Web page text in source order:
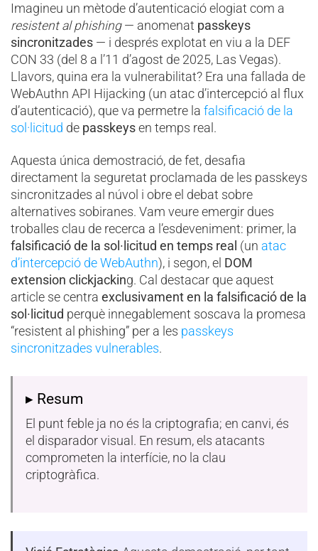
Imagineu un mètode d’autenticació elogiat com a
resistent al phishing— anomenat passkeys
sincronitzades — i després explotat en viu a la DEF
CON 33 (del 8 a l’11 d’agost de 2025, Las Vegas).
Llavors, quina era la vulnerabilitat? Era una fallada de
WebAuthn API Hijacking (un atac d’intercepció al flux
d’autenticació), que va permetre la falsificació de la
sol·licitud de passkeys en temps real.
Aquesta única demostració, de fet, desafia
directament la seguretat proclamada de les passkeys
sincronitzades al núvol i obre el debat sobre
alternatives sobiranes. Vam veure emergir dues
troballes clau de recerca a l’esdeveniment: primer, la
falsificació de la sol·licitud en temps real (un atac
d’intercepció de WebAuthn), i segon, el DOM
extension clickjacking. Cal destacar que aquest
article se centra exclusivament en la falsificació de la
sol·licitud perquè innegablement soscava la promesa
“resistent al phishing” per a les passkeys
sincronitzades vulnerables.
▸ Resum
El punt feble ja no és la criptografia; en canvi, és
el disparador visual. En resum, els atacants
comprometen la interfície, no la clau
criptogràfica.